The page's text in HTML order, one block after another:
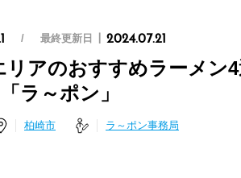
最終更新日 2024.07.21
リアのおすすめラーメン
ラ～ポン」
柏崎市 ラ～ポン事務局